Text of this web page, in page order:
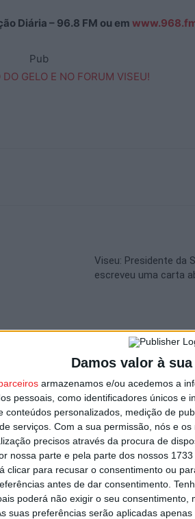
Damos valor à
armazenamos e/ou acedemos a
pessoais, como identificadores únicos e
conteúdos personalizados, medição de
serviços. Com a sua permissão, nós e
precisos através da procura de
nossa parte e pela parte dos nossos
clicar para recusar o consentimento ou
antes de dar consentimento.
poderá não exigir o seu
suas preferências serão aplicadas
Diária – 96.8 FM ou em
Pub
Viseu: Presidente da
escreveu uma carta
avançado